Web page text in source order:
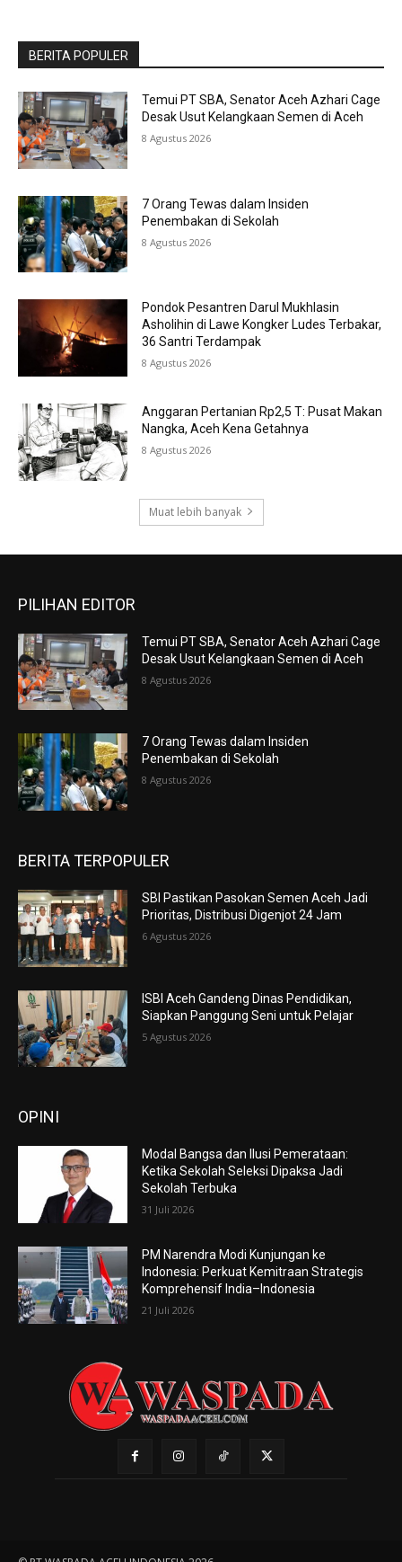
BERITA POPULER
Temui PT SBA, Senator Aceh Azhari Cage
Desak Usut Kelangkaan Semen di Aceh
8 Agustus 2026
7 Orang Tewas dalam Insiden
Penembakan di Sekolah
8 Agustus 2026
Pondok Pesantren Darul Mukhlasin
Asholihin di Lawe Kongker Ludes Terbakar,
36 Santri Terdampak
8 Agustus 2026
Anggaran Pertanian Rp2,5 T: Pusat Makan
Nangka, Aceh Kena Getahnya
8 Agustus 2026
Muat lebih banyak
PILIHAN EDITOR
Temui PT SBA, Senator Aceh Azhari Cage
Desak Usut Kelangkaan Semen di Aceh
8 Agustus 2026
7 Orang Tewas dalam Insiden
Penembakan di Sekolah
8 Agustus 2026
BERITA TERPOPULER
SBI Pastikan Pasokan Semen Aceh Jadi
Prioritas, Distribusi Digenjot 24 Jam
6 Agustus 2026
ISBI Aceh Gandeng Dinas Pendidikan,
Siapkan Panggung Seni untuk Pelajar
5 Agustus 2026
OPINI
Modal Bangsa dan Ilusi Pemerataan:
Ketika Sekolah Seleksi Dipaksa Jadi
Sekolah Terbuka
31 Juli 2026
PM Narendra Modi Kunjungan ke
Indonesia: Perkuat Kemitraan Strategis
Komprehensif India–Indonesia
21 Juli 2026